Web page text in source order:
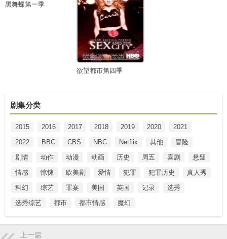
黑舞蝶第一季
欲望都市第四季
剧集分类
2015 2016 2017 2018 2019 2020
2021
2022
BBC CBS NBC Netflix 其他
冒险
剧情
动作 动漫 动画 历史 周五 喜剧
悬疑
情感
惊悚 欧美剧 爱情 犯罪 犯罪历史
真人秀
科幻
综艺 罪案 美国 英国 记录
选秀
选秀综艺
都市 都市情感 魔幻
上一篇